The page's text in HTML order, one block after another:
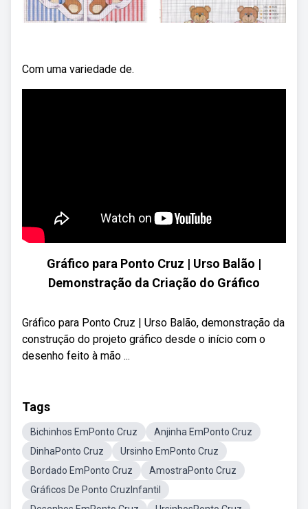
Com uma variedade de.
Gráfico para Ponto Cruz | Urso Balão |
Demonstração da Criação do Gráfico
Gráfico para Ponto Cruz | Urso Balão, demonstração da
construção do projeto gráfico desde o início com o
desenho feito à mão ...
Tags
Bichinhos EmPonto Cruz
Anjinha EmPonto Cruz
DinhaPonto Cruz
Ursinho EmPonto Cruz
Bordado EmPonto Cruz
AmostraPonto Cruz
Gráficos De Ponto CruzInfantil